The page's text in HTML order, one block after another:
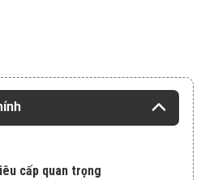
cấp quan trọng